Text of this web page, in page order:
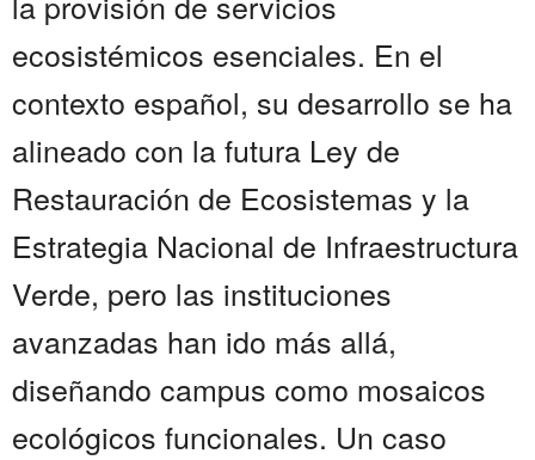
ecosistémicos esenciales. En el
contexto español, su desarrollo se ha
alineado con la futura Ley de
Restauración de Ecosistemas y la
Estrategia Nacional de Infraestructura
Verde, pero las instituciones
avanzadas han ido más allá,
diseñando campus como mosaicos
ecológicos funcionales. Un caso